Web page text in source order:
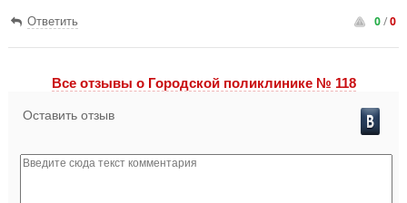
Ответить 0/0
Все отзывы o Городской поликлинике № 118
Оставить отзыв